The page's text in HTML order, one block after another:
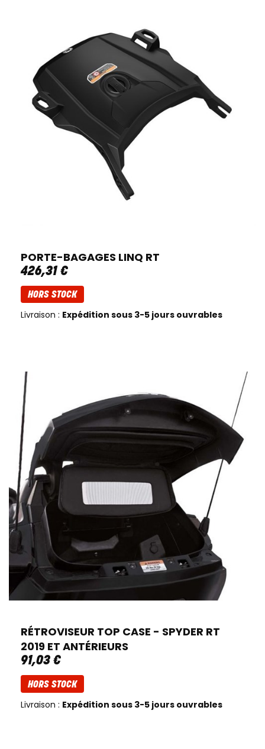
PORTE-BAGAGES LINQ RT
426,31 €
HORS STOCK
Livraison : Expédition sous 3-5 jours ouvrables
RÉTROVISEUR TOP CASE - SPYDER RT
2019 ET ANTÉRIEURS
91,03 €
HORS STOCK
Livraison : Expédition sous 3-5 jours ouvrables